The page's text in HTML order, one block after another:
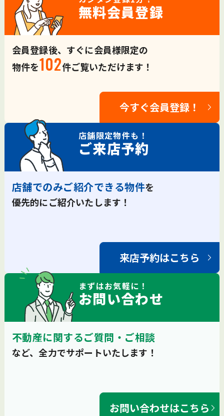
無料会員登録
会員登録後、すぐに会員様限定の
物件を102件ご覧いただけます！
今すぐ会員登録！
店舗限定物件も！
ご来店予約
店舗でのみご紹介できる物件を
優先的にご紹介いたします！
来店予約はこちら
まずはお気軽に！
お問い合わせ
不動産に関するご質問・ご相談
など、全力でサポートいたします！
お問い合わせはこちら